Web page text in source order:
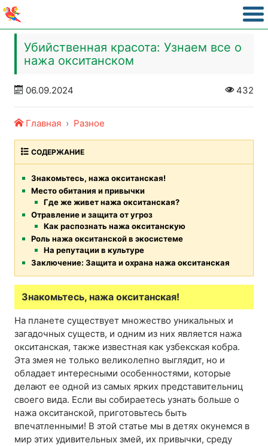
Убийственная красота: Узнаем все о
нажа окситанском
06.09.2024 432
Главная Разное
СОДЕРЖАНИЕ
Знакомьтесь, нажа окситанская!
Место обитания и привычки
Где же живет нажа окситанская?
Отравление и защита от угроз
Как распознать нажа окситанскую
Роль нажа окситанской в экосистеме
На репутации в культуре
Заключение: Защита и охрана нажа окситанская
Знакомьтесь, нажа окситанская!
На планете существует множество уникальных и
загадочных существ, и одним из них является нажа
окситанская, также известная как узбекская кобра.
Эта змея не только великолепно выглядит, но и
обладает интересными особенностями, которые
делают ее одной из самых ярких представительниц
своего вида. Если вы собираетесь узнать больше о
нажа окситанской, приготовьтесь быть
впечатленными! В этой статье мы в детях окунемся в
мир этих удивительных змей, их привычки, среду